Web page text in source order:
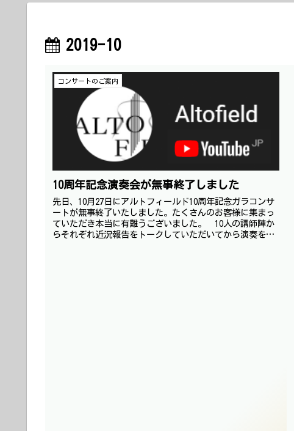
2019-10
コンサートのご案内
10周年記念演奏会が無事終了しました
先日、10月27日にアルトフィールド10周年記念ガラコンサ
ートが無事終了いたしました。たくさんのお客様に集まっ
ていただき本当に有難うございました。 10人の講師陣か
らそれぞれ近況報告をトークしていただいてから演奏を披